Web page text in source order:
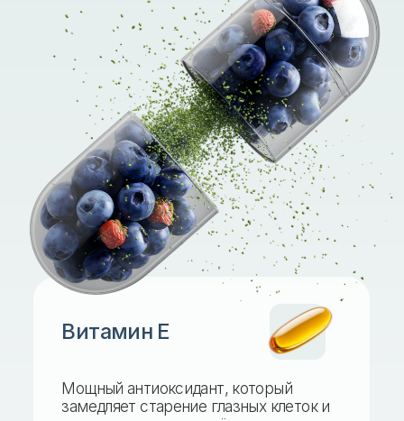
Цинк и селен
Поддерживают работу зрительного
нерва и способствуют нормальной
адаптации глаз к свету и темноте.